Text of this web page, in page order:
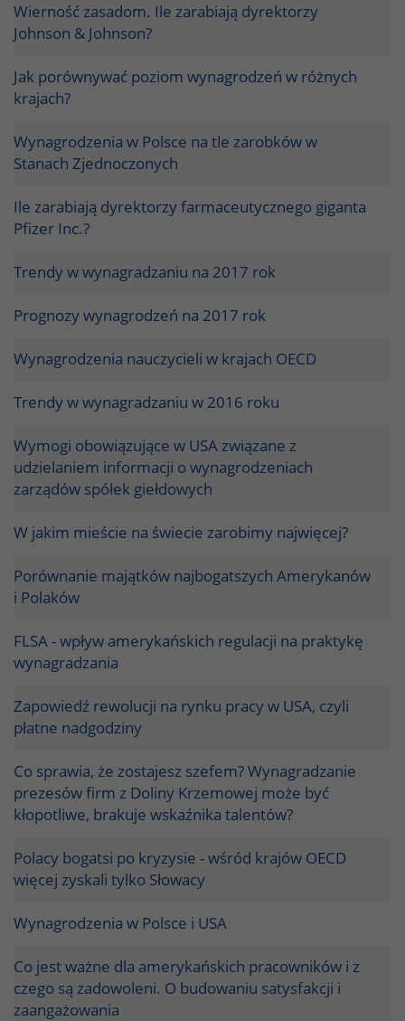
Wierność zasadom. Ile zarabiają dyrektorzy
Johnson & Johnson?
Jak porównywać poziom wynagrodzeń w różnych
krajach?
Wynagrodzenia w Polsce na tle zarobków w
Stanach Zjednoczonych
Ile zarabiają dyrektorzy farmaceutycznego giganta
Pfizer Inc.?
Trendy w wynagradzaniu na 2017 rok
Prognozy wynagrodzeń na 2017 rok
Wynagrodzenia nauczycieli w krajach OECD
Trendy w wynagradzaniu w 2016 roku
Wymogi obowiązujące w USA związane z
udzielaniem informacji o wynagrodzeniach
zarządów spółek giełdowych
W jakim mieście na świecie zarobimy najwięcej?
Porównanie majątków najbogatszych Amerykanów
i Polaków
FLSA - wpływ amerykańskich regulacji na praktykę
wynagradzania
Zapowiedź rewolucji na rynku pracy w USA, czyli
płatne nadgodziny
Co sprawia, że zostajesz szefem? Wynagradzanie
prezesów firm z Doliny Krzemowej może być
kłopotliwe, brakuje wskaźnika talentów?
Polacy bogatsi po kryzysie - wśród krajów OECD
więcej zyskali tylko Słowacy
Wynagrodzenia w Polsce i USA
Co jest ważne dla amerykańskich pracowników i z
czego są zadowoleni. O budowaniu satysfakcji i
zaangażowania